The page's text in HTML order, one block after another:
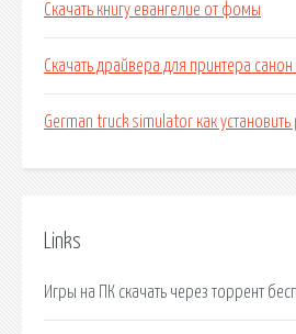
Скачать книгу евангелие от фомы
Скачать драйвера для принтера
German truck simulator как
Links
Игры на ПК скачать через торрент